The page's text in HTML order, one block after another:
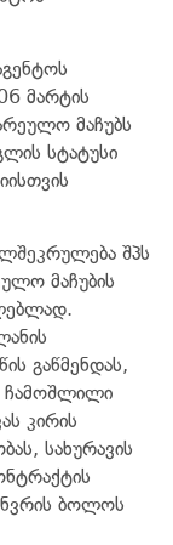
მარტის
მაჩუბს
სტატუსი
შპს
მაჩუბის
გაწმენდას,
ჩამოშლილი
კირის
სახურავის
ბოლოს